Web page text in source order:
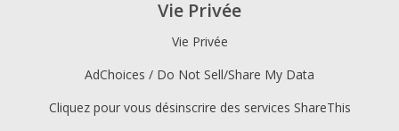
Vie Privée
Vie Privée
AdChoices / Do Not Sell/Share My Data
Cliquez pour vous désinscrire des services ShareThis